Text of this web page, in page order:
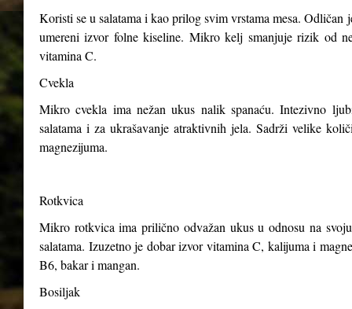
Koristi se u salatama i kao prilog svim vrstama mesa.
umereni izvor folne kiseline. Mikro kelj smanjuje rizik od
vitamina C.
Cvekla
Mikro cvekla ima nežan ukus nalik spanaću. Intezivno
salatama i za ukrašavanje atraktivnih jela. Sadrži velike
magnezijuma.
Rotkvica
Mikro rotkvica ima prilično odvažan ukus u odnosu na
salatama. Izuzetno je dobar izvor vitamina C, kalijuma i
B6, bakar i mangan.
Bosiljak